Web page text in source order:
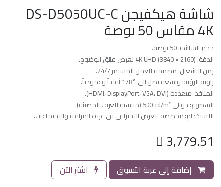
شاشة هيكفيجن DS-D5050UC-C
4K مقاس 50 بوصة
حجم الشاشة: ‎50 بوصة‎.
الدقة: ‎4K UHD (3840 × 2160)‎ لعرض فائق الوضوح.
زمن التشغيل: مصممة للعمل المستمر ‎24/7‎.
زاوية الرؤية: واسعة تصل إلى ‎178°‎ أفقياً وعمودياً.
المنافذ: متعددة (HDMI، DisplayPort، VGA، DVI).
السطوع: حوالي ‎500 cd/m²‎ (مناسبة للغرف المضيئة).
الاستخدام: مخصصة للعرض الاحترافي في غرف المراقبة والاجتماعات.
3,779.51
إضافة إلى عربة التسوق
اشترِ الآن